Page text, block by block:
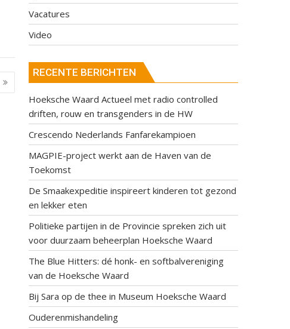
Vacatures
Video
RECENTE BERICHTEN
Hoeksche Waard Actueel met radio controlled
driften, rouw en transgenders in de HW
Crescendo Nederlands Fanfarekampioen
MAGPIE-project werkt aan de Haven van de
Toekomst
De Smaakexpeditie inspireert kinderen tot gezond
en lekker eten
Politieke partijen in de Provincie spreken zich uit
voor duurzaam beheerplan Hoeksche Waard
The Blue Hitters: dé honk- en softbalvereniging
van de Hoeksche Waard
Bij Sara op de thee in Museum Hoeksche Waard
Ouderenmishandeling